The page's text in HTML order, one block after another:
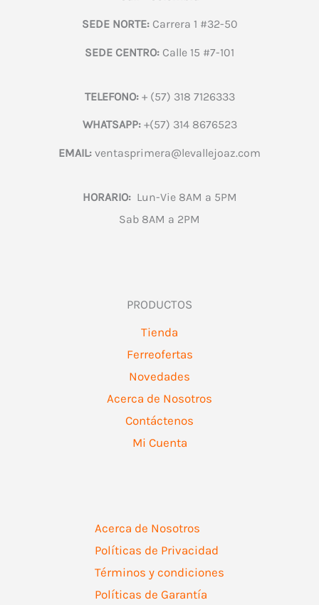
SEDE NORTE:Carrera 1 #32-50
SEDE CENTRO: Calle 15 #7-101
TELEFONO:+ (57) 318 7126333
WHATSAPP:+(57) 314 8676523
EMAIL: ventasprimera@levallejoaz.com
HORARIO:Lun-Vie 8AM a 5PM
Sab 8AM a 2PM
PRODUCTOS
Tienda
Ferreofertas
Novedades
Acerca de Nosotros
Contáctenos
Mi Cuenta
Acerca de Nosotros
Políticas de Privacidad
Términos y condiciones
Políticas de Garantía